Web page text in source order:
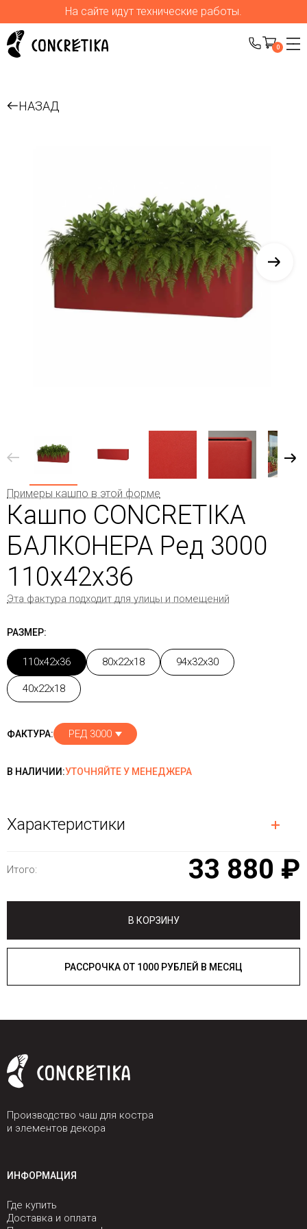
На сайте идут технические работы.
0
НАЗАД
Примеры кашпо в этой форме
Кашпо CONCRETIKA
БАЛКОНЕРА Ред 3000
110x42x36
Эта фактура подходит для улицы и помещений
РАЗМЕР:
110x42x36 80x22x18 94x32x30
40x22x18
ФАКТУРА: РЕД 3000
В НАЛИЧИИ:УТОЧНЯЙТЕ У МЕНЕДЖЕРА
Характеристики
Итого: 33 880 ₽
В КОРЗИНУ
РАССРОЧКА ОТ 1000 РУБЛЕЙ В МЕСЯЦ
Производство чаш для костра
и элементов декора
ИНФОРМАЦИЯ
Где купить
Доставка и оплата